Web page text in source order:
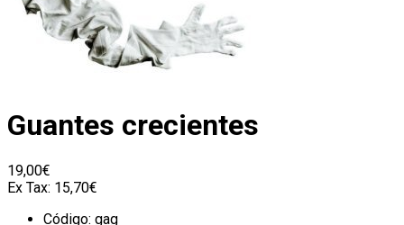
Guantes crecientes
19,00€
Ex Tax: 15,70€
Código: gag